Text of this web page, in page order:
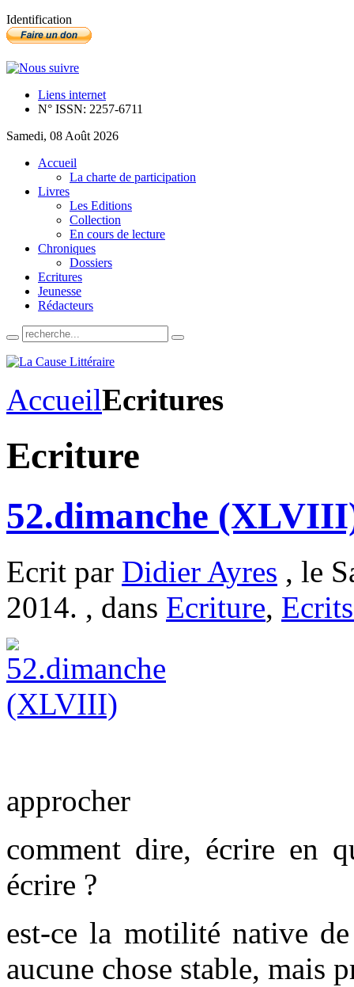
Identification
Liens internet
N° ISSN: 2257-6711
Samedi, 08 Août 2026
Accueil
La charte de participation
Livres
Les Editions
Collection
En cours de lecture
Chroniques
Dossiers
Ecritures
Jeunesse
Rédacteurs
AccueilEcritures
Ecriture
52.dimanche
Ecrit par Didier Ayres , le
2014. , dans Ecriture,
approcher
comment dire, écrire en
écrire ?
est-ce la motilité native
aucune chose stable, mais